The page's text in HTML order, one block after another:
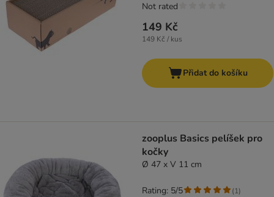
149 Kč
149 Kč / kus
Not rated
Přidat do košíku
zooplus Basics pelíšek pro
kočky
Ø 47 x V 11 cm
Rating: 5/5 (1)